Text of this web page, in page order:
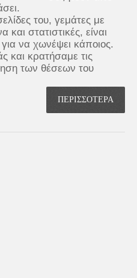
του, γεμάτες με
στατιστικές, είναι
να χωνέψει κάποιος.
και κρατήσαμε τις
των θέσεων του
ΠΕΡΙΣΣΟΤΕΡΑ